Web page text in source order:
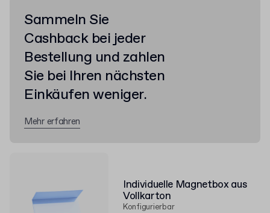
Individuelle Magnetbox aus
Vollkarton
Konfigurierbar
Sammeln Sie
Cashback bei jeder
Bestellung und zahlen
Sie bei Ihren nächsten
Einkäufen weniger.
Mehr erfahren